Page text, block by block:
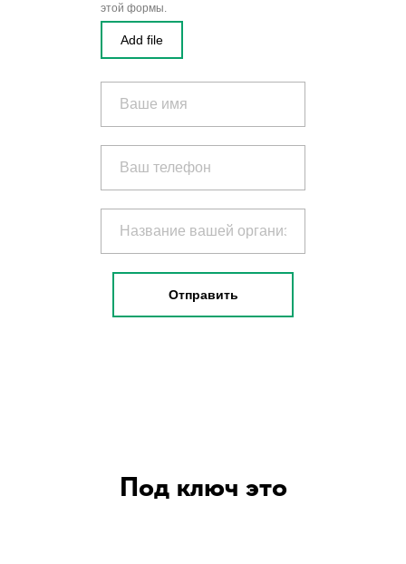
этой формы.
Add file
Отправить
Под ключ это